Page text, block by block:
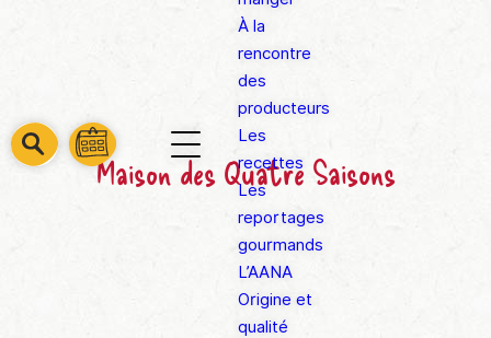
barre
barre
À la
rencontre
des
producteurs
Les
recettes
Les
reportages
gourmands
L’AANA
Origine et
qualité
Maison des Quatre Saisons